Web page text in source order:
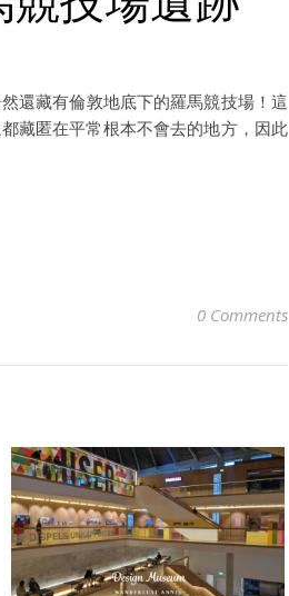
還藏有倫敦地底下的羅馬競技場！這
藏匿在平常根本不會去的地方，因此
0 Comments